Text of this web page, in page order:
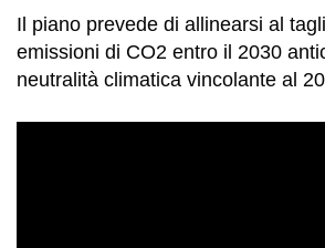
Il piano prevede di allinearsi al
emissioni di CO2 entro il 2030
neutralità climatica vincolante al